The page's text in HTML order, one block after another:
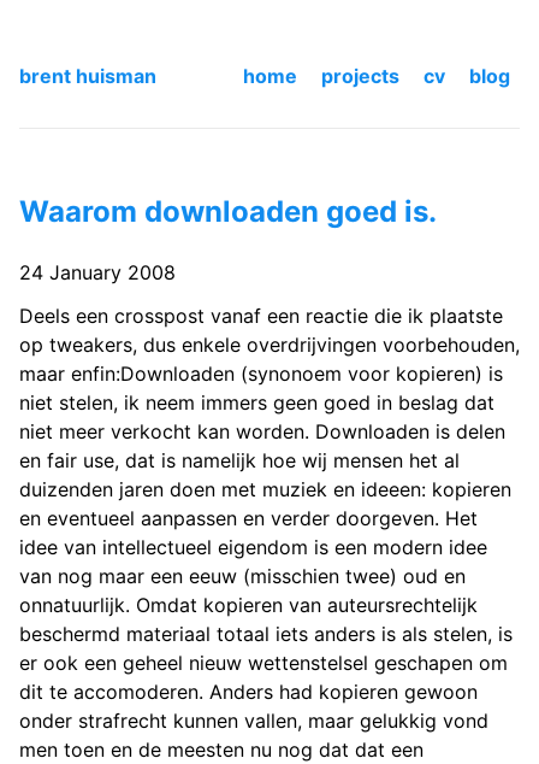
brent huisman home projects cv blog
Waarom downloaden goed is.
24 January 2008
Deels een crosspost vanaf een reactie die ik plaatste
op tweakers, dus enkele overdrijvingen voorbehouden,
maar enfin:Downloaden (synonoem voor kopieren) is
niet stelen, ik neem immers geen goed in beslag dat
niet meer verkocht kan worden. Downloaden is delen
en fair use, dat is namelijk hoe wij mensen het al
duizenden jaren doen met muziek en ideeen: kopieren
en eventueel aanpassen en verder doorgeven. Het
idee van intellectueel eigendom is een modern idee
van nog maar een eeuw (misschien twee) oud en
onnatuurlijk. Omdat kopieren van auteursrechtelijk
beschermd materiaal totaal iets anders is als stelen, is
er ook een geheel nieuw wettenstelsel geschapen om
dit te accomoderen. Anders had kopieren gewoon
onder strafrecht kunnen vallen, maar gelukkig vond
men toen en de meesten nu nog dat dat een